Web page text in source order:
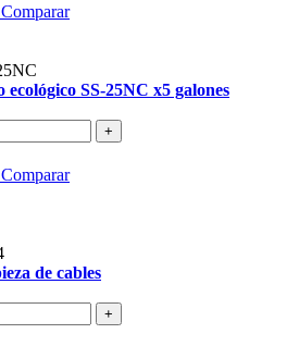
Comparar
ecológico SS-25NC x5 galones
+
Comparar
de cables
+